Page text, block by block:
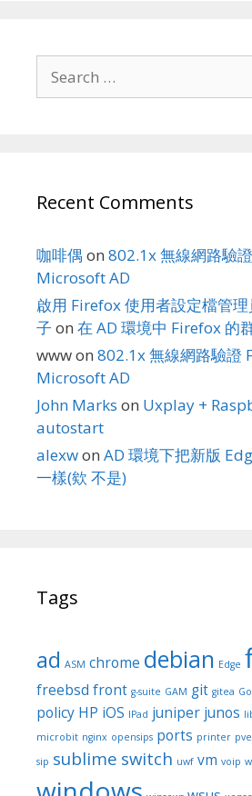
for:
Recent Comments
咖啡偶 on 802.1x 無線網路驗
Microsoft AD
啟用 Firefox 使用者設定檔管理
子 on 在 AD 環境中 Firefox 的
wwwon 802.1x 無線網路驗證
Microsoft AD
John Marks on Uxplay +
autostart
alexwon AD 環境下把新版
一樣(欸 不是)
Tags
ad ASM chrome debian Edge
freebsd front g-suite GAM git gitea
policy HP iOS IPad juniper junos
microbit nginx opensips ports printer
sip sublime switch uwf vm voip